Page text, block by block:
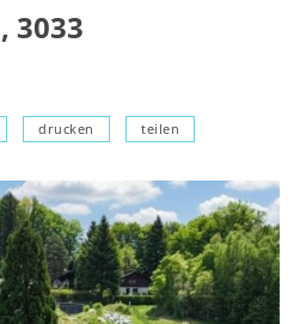
, 3033
drucken teilen